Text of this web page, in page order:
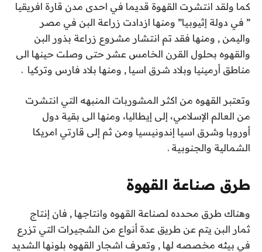
كما ولقد انتشرت القهوة قديما في احدى مدن قارة افريقيا
” في دولة إثيوبيا” ومنها ازدادت زراعة البن في مصر
واليمن , ومنها فقد تم انتشار مشروع زراعة بذور البن
والقهوه بحلول القرن الخامس عشر حتى وصلت حينها الى
مناطق أرمينيا وبلاد شرق اسيا , ومنها بلاد فارس وتركيا .
وتعتبر القهوه من اكثر المشوربات المنبهه التي انتشرت
من العالم الإسلامي، إلى إيطاليا، ومنها الى بقية دول
أوروبا وشرق اسيا إندونيسيا ومن ثم إلى قارتي امريكا
الشمالية والجنوبية .
طرق صناعة القهوة
وهناك طرق محدده لصناعة القهوه وانتاجها , فان إنتاج
ثمار البن يتم عن طريق عدة أنواع من الشجيرات التي تزرع
في بيئه مخصصه لها , وتعرف اشجار القهوه بلونها الشديد